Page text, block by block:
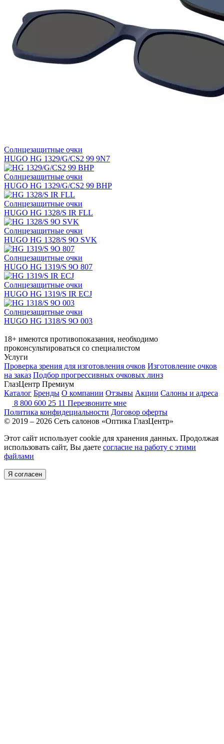
Солнцезащитные очки
HUGO HG 1329/G/CS2 99 9N7
Солнцезащитные очки
HUGO HG 1329/G/CS2 99 BHP
Солнцезащитные очки
HUGO HG 1328/S IR FLL
Солнцезащитные очки
HUGO HG 1328/S 9O SVK
Солнцезащитные очки
HUGO HG 1319/S 9O 807
Солнцезащитные очки
HUGO HG 1319/S IR ECJ
Солнцезащитные очки
HUGO HG 1318/S 9O 003
18+ имеются противопоказания, необходимо
проконсультироваться со специалистом
Услуги
Проверка зрения для изготовления очков Изготовление очков
на заказ Подбор прогрессивных очковых линз
ГлазЦентр Премиум
Каталог Бренды О компании Отзывы Акции Салоны и адреса
8 800 600 25 11 Перезвоните мне
Политика конфидециальности Договор оферты
© 2019 – 2026 Сеть салонов «Оптика ГлазЦентр»
Этот сайт использует cookie для хранения данных. Продолжая
использовать сайт, Вы даете согласие на работу с этими
файлами
Я согласен